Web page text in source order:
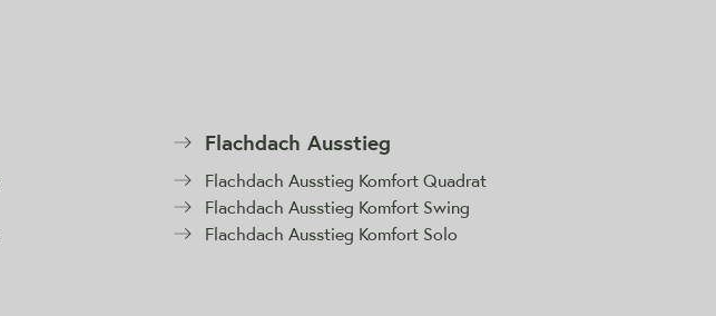
Flachdach Ausstieg
Flachdach Ausstieg Komfort Quadrat
Flachdach Ausstieg Komfort Swing
Flachdach Ausstieg Komfort Solo